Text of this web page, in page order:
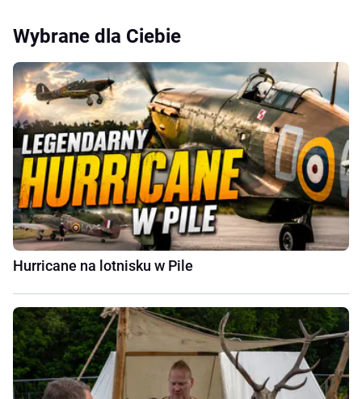
Wybrane dla Ciebie
Hurricane na lotnisku w Pile